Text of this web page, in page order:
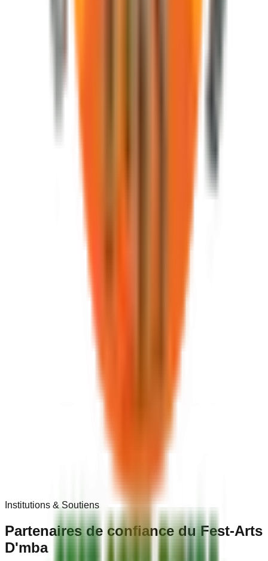
Institutions & Soutiens
Partenaires de confiance du Fest-Arts
D'mba